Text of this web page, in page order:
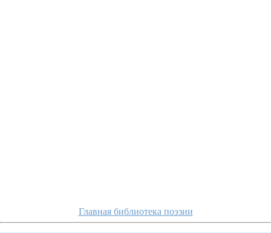
Главная библиотека поэзии